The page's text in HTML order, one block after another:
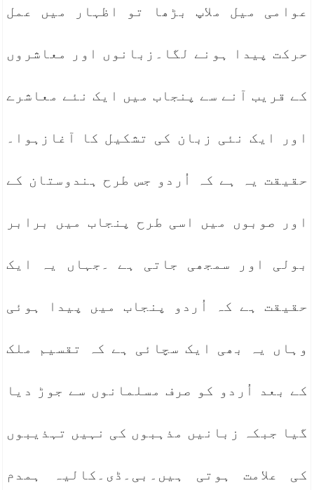
عوامی میل ملاپ بڑھا تو اظہار میں عمل
حرکت پیدا ہونے لگا۔زبانوں اور معاشروں
کے قریب آنے سے پنجاب میں ایک نئے معاشرے
اور ایک نئی زبان کی تشکیل کا آغازہوا۔
حقیقت یہ ہے کہ اُردو جس طرح ہندوستان کے
اور صوبوں میں اسی طرح پنجاب میں برابر
بولی اور سمجھی جاتی ہے ۔جہاں یہ ایک
حقیقت ہے کہ اُردو پنجاب میں پیدا ہوئی
وہاں یہ بھی ایک سچائی ہے کہ تقسیم ملک
کے بعد اُردو کو صرف مسلمانوں سے جوڑ دیا
گیا جبکہ زبانیں مذہبوں کی نہیں تہذیبوں
کی علامت ہوتی ہیں۔بی۔ڈی۔کالیہ ہمدم